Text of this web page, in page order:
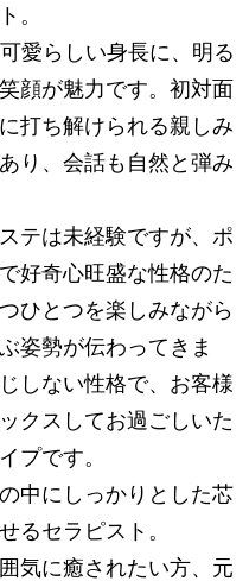
。
愛らしい身長に、明る
顔が魅力です。初対面
打ち解けられる親しみ
り、会話も自然と弾み
テは未経験ですが、ポ
好奇心旺盛な性格のた
ひとつを楽しみながら
姿勢が伝わってきま
しない性格で、お客様
クスしてお過ごしいた
プです。
中にしっかりとした芯
るセラピスト。
気に癒されたい方、元